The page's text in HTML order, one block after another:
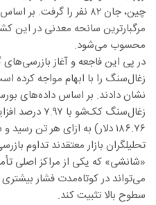
چین، جان ۸۲ نفر را
محسوب می‌شود.
در پی این فاجعه و آغاز
زغال‌سنگ را با ابهام مواجه کرده
نشان دادند. بر اساس داده‌های بورس
۱۸۶.۷۶ دلار) به ازای هر تن رسید و سقف نوسان روزانه را لمس کرد.
تحلیلگران بازار معتقدند تداوم
«شانشی» که یکی از مراکز اصلی
می‌تواند در کوتاه‌مدت فشار
سطوح بالا تثبیت کند.